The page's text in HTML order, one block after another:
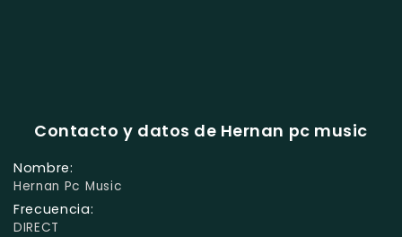
Contacto y datos de Hernan pc music
Nombre:
Hernan Pc Music
Frecuencia:
DIRECT